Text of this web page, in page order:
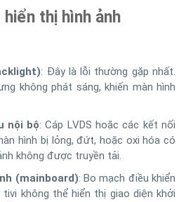
thị hình ảnh
: Đây là lỗi thường gặp nhất.
không phát sáng, khiến màn hình
nội bộ: Cáp LVDS hoặc các kết nối
hình bị lỏng, đứt, hoặc oxi hóa có
không được truyền tải.
(mainboard): Bo mạch điều khiển
tivi không thể hiển thị giao diện khởi